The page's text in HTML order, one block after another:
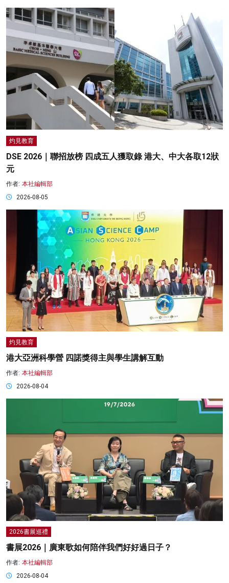
灼見教育
DSE 2026｜聯招放榜 四成五人獲取錄 港大、中大各取12狀
元
作者: 本社編輯部
2026-08-05
灼見教育
港大亞洲科學營 四諾獎得主與學生講解互動
作者: 本社編輯部
2026-08-04
2026書展巡禮
書展2026｜廣東歌如何陪伴我們好好過日子？
作者: 本社編輯部
2026-08-04